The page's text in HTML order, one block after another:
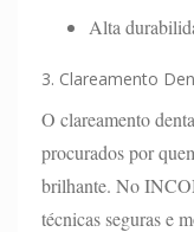
Alta
3. Clareamento
O clareamento
procurados por
brilhante. No
técnicas seguras e